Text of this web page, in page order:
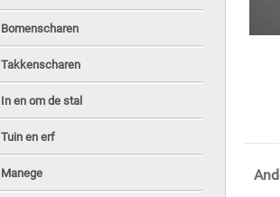
Bomenscharen
Takkenscharen
In en om de stal
Tuin en erf
Manege